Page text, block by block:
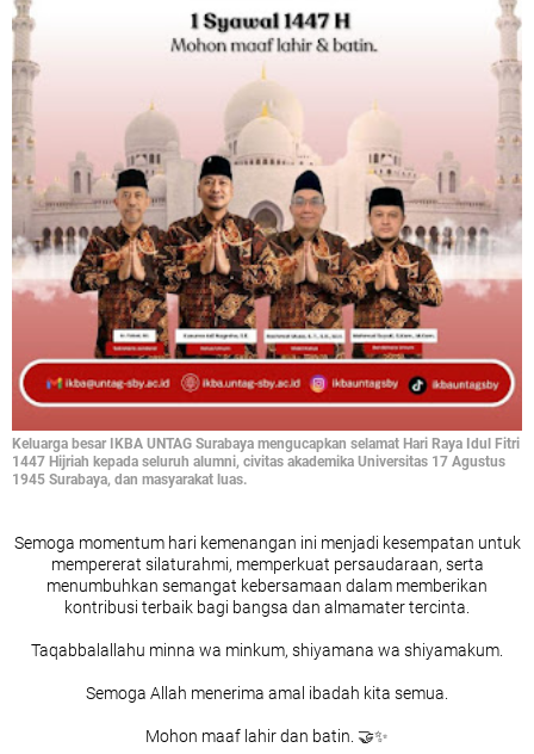
Keluarga besar IKBA UNTAG Surabaya mengucapkan selamat Hari Raya Idul Fitri
1447 Hijriah kepada seluruh alumni, civitas akademika Universitas 17 Agustus
1945 Surabaya, dan masyarakat luas.
Semoga momentum hari kemenangan ini menjadi kesempatan untuk
mempererat silaturahmi, memperkuat persaudaraan, serta
menumbuhkan semangat kebersamaan dalam memberikan
kontribusi terbaik bagi bangsa dan almamater tercinta.
Taqabbalallahu minna wa minkum, shiyamana wa shiyamakum.
Semoga Allah menerima amal ibadah kita semua.
Mohon maaf lahir dan batin. 🤝✨